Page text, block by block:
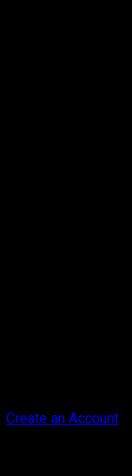
Create an Account